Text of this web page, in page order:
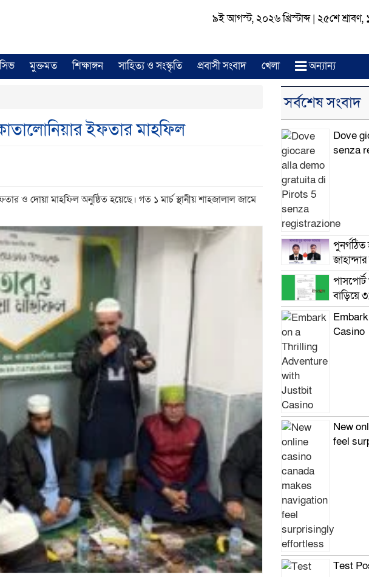
৯ই আগস্ট, ২০২৬ খ্রিস্টাব্দ| ২৫শে শ্রাবণ,
মুক্তমত শিক্ষাঙ্গন সাহিত্য ও সংস্কৃতি প্রবাসী সংবাদ খেলা অন্যান্য
ইফতার মাহফিল
ও দোয়া মাহফিল অনুষ্ঠিত হয়েছে। গত ১ মার্চ স্থানীয় শাহজালাল জামে
সর্বশেষ সংবাদ
Dove
senza
বাড়িয়ে
Casino
New
feel
Test